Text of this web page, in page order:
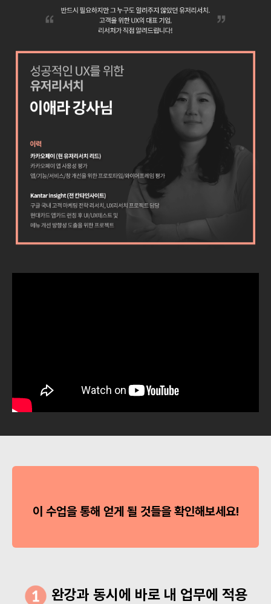
이 수업을 통해 얻게 될 것들을 확인해보세요!
완강과 동시에 바로 내 업무에 적용